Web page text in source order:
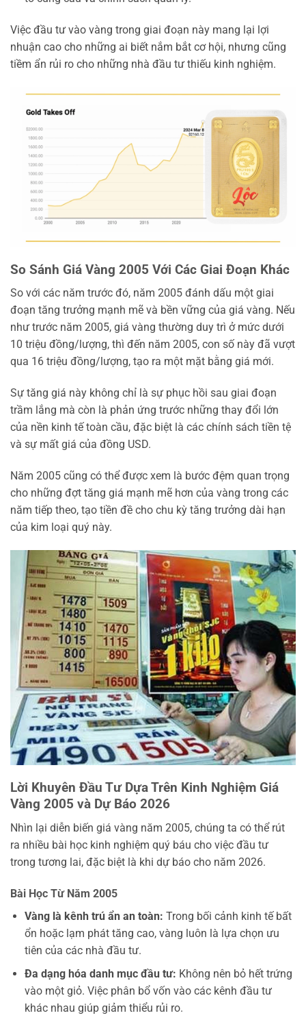
Việc đầu tư vào vàng trong giai đoạn này mang lại lợi
nhuận cao cho những ai biết nắm bắt cơ hội, nhưng cũng
tiềm ẩn rủi ro cho những nhà đầu tư thiếu kinh nghiệm.
So Sánh Giá Vàng 2005 Với Các Giai Đoạn Khác
So với các năm trước đó, năm 2005 đánh dấu một giai
đoạn tăng trưởng mạnh mẽ và bền vững của giá vàng. Nếu
như trước năm 2005, giá vàng thường duy trì ở mức dưới
10 triệu đồng/lượng, thì đến năm 2005, con số này đã vượt
qua 16 triệu đồng/lượng, tạo ra một mặt bằng giá mới.
Sự tăng giá này không chỉ là sự phục hồi sau giai đoạn
trầm lắng mà còn là phản ứng trước những thay đổi lớn
của nền kinh tế toàn cầu, đặc biệt là các chính sách tiền tệ
và sự mất giá của đồng USD.
Năm 2005 cũng có thể được xem là bước đệm quan trọng
cho những đợt tăng giá mạnh mẽ hơn của vàng trong các
năm tiếp theo, tạo tiền đề cho chu kỳ tăng trưởng dài hạn
của kim loại quý này.
Lời Khuyên Đầu Tư Dựa Trên Kinh Nghiệm Giá
Vàng 2005 và Dự Báo 2026
Nhìn lại diễn biến giá vàng năm 2005, chúng ta có thể rút
ra nhiều bài học kinh nghiệm quý báu cho việc đầu tư
trong tương lai, đặc biệt là khi dự báo cho năm 2026.
Bài Học Từ Năm 2005
Vàng là kênh trú ẩn an toàn: Trong bối cảnh kinh tế bất
ổn hoặc lạm phát tăng cao, vàng luôn là lựa chọn ưu
tiên của các nhà đầu tư.
Đa dạng hóa danh mục đầu tư: Không nên bỏ hết trứng
vào một giỏ. Việc phân bổ vốn vào các kênh đầu tư
khác nhau giúp giảm thiểu rủi ro.